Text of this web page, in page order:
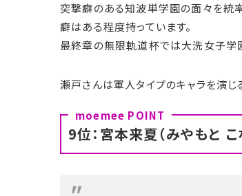
突撃癖のある知波単学園の面々を統
癖はある程度持っています。
最終章の無限軌道杯では大洗女子学
瀬戸さんは軍人タイプのキャラを演じ
9位：宮本来夏（みやもと こ